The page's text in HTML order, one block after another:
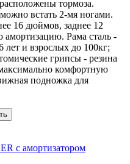
тормоза.
встать 2-мя ногами.
16 дюймов, заднее 12
Рама сталь -
и взрослых до 100кг;
грипсы - резина
комфортную
подножка для